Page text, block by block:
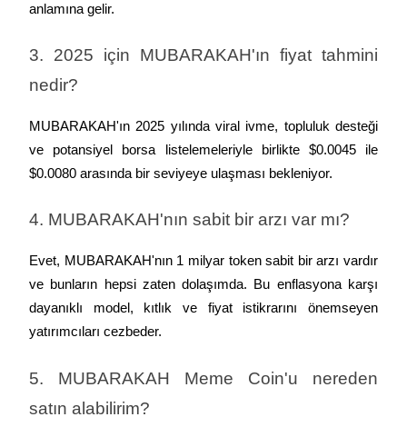
anlamına gelir.
3. 2025 için MUBARAKAH'ın fiyat tahmini
nedir?
MUBARAKAH'ın 2025 yılında viral ivme, topluluk desteği
ve potansiyel borsa listelemeleriyle birlikte $0.0045 ile
$0.0080 arasında bir seviyeye ulaşması bekleniyor.
4. MUBARAKAH'nın sabit bir arzı var mı?
Evet, MUBARAKAH'nın 1 milyar token sabit bir arzı vardır
ve bunların hepsi zaten dolaşımda. Bu enflasyona karşı
dayanıklı model, kıtlık ve fiyat istikrarını önemseyen
yatırımcıları cezbeder.
5. MUBARAKAH Meme Coin'u nereden
satın alabilirim?